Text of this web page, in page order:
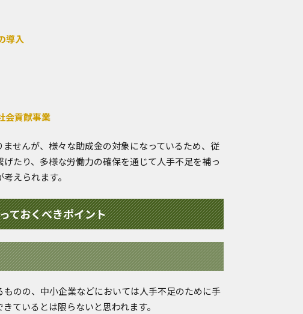
導入
会貢献事業
せんが、様々な助成金の対象になっているため、従
たり、多様な労働力の確保を通じて人手不足を補っ
えられます。
ておくべきポイント
のの、中小企業などにおいては人手不足のために手
ているとは限らないと思われます。